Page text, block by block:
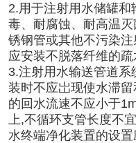
2.用于注射用水储罐
毒、耐腐蚀、耐高温
锈钢管或其他不污染
应安装不脱落纤维的疏
3.注射用水输送管道
装时不应岀现使水滞
的回水流速不应小于
上,不循环支管长度不
水终端净化装置的设